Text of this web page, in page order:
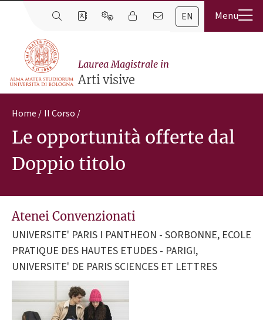
EN
Laurea Magistrale in
Arti visive
Home Il Corso
Le opportunità offerte dal
Doppio titolo
Atenei Convenzionati
UNIVERSITE' PARIS I PANTHEON - SORBONNE, ECOLE
PRATIQUE DES HAUTES ETUDES - PARIGI,
UNIVERSITE' DE PARIS SCIENCES ET LETTRES